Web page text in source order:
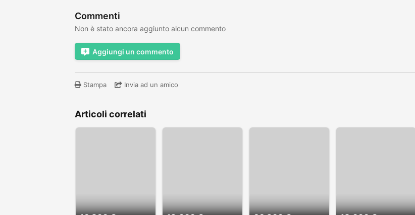
Commenti
Non è stato ancora aggiunto alcun commento
Aggiungi un commento
Stampa Invia ad un amico
Articoli correlati